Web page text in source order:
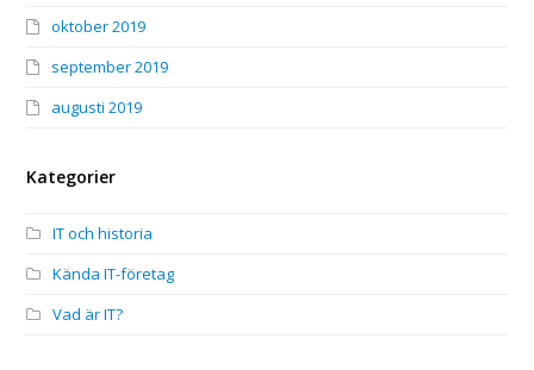
oktober 2019
september 2019
augusti 2019
Kategorier
IT och historia
Kända IT-företag
Vad är IT?